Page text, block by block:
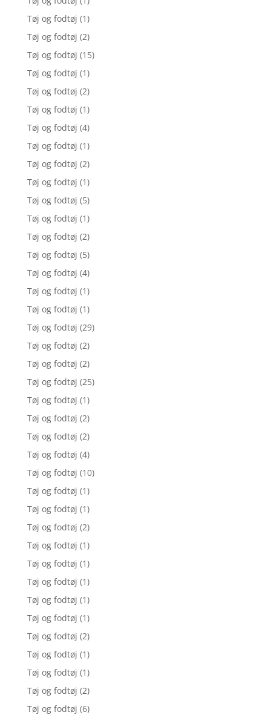
Tøj og fodtøj (1)
Tøj og fodtøj (2)
Tøj og fodtøj (15)
Tøj og fodtøj (1)
Tøj og fodtøj (2)
Tøj og fodtøj (1)
Tøj og fodtøj (4)
Tøj og fodtøj (1)
Tøj og fodtøj (2)
Tøj og fodtøj (1)
Tøj og fodtøj (5)
Tøj og fodtøj (1)
Tøj og fodtøj (2)
Tøj og fodtøj (5)
Tøj og fodtøj (4)
Tøj og fodtøj (1)
Tøj og fodtøj (1)
Tøj og fodtøj (29)
Tøj og fodtøj (2)
Tøj og fodtøj (2)
Tøj og fodtøj (25)
Tøj og fodtøj (1)
Tøj og fodtøj (2)
Tøj og fodtøj (2)
Tøj og fodtøj (4)
Tøj og fodtøj (10)
Tøj og fodtøj (1)
Tøj og fodtøj (1)
Tøj og fodtøj (2)
Tøj og fodtøj (1)
Tøj og fodtøj (1)
Tøj og fodtøj (1)
Tøj og fodtøj (1)
Tøj og fodtøj (1)
Tøj og fodtøj (2)
Tøj og fodtøj (1)
Tøj og fodtøj (1)
Tøj og fodtøj (2)
Tøj og fodtøj (6)